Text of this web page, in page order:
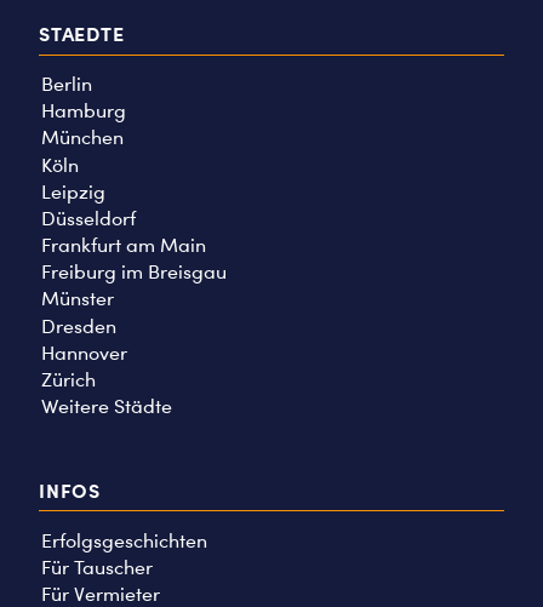
STAEDTE
Berlin
Hamburg
München
Köln
Leipzig
Düsseldorf
Frankfurt am Main
Freiburg im Breisgau
Münster
Dresden
Hannover
Zürich
Weitere Städte
INFOS
Erfolgsgeschichten
Für Tauscher
Für Vermieter